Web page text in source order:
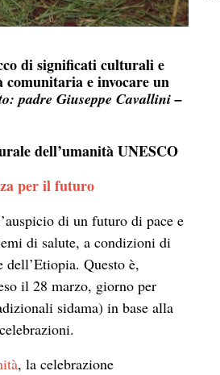
di significati culturali e
comunitaria e invocare un
padre Giuseppe Cavallini –
dell’umanità UNESCO
per il futuro
di un futuro di pace e
di salute, a condizioni di
Questo è,
il 28 marzo, giorno per
sidama) in base alla
, la celebrazione